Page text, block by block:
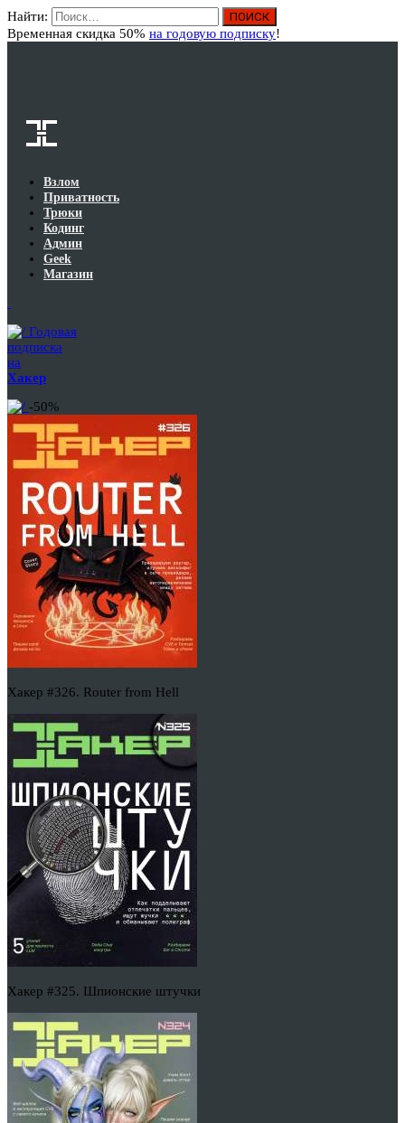
Найти:
Временная скидка 50% на годовую подписку!
Взлом
Приватность
Трюки
Кодинг
Админ
Geek
Магазин
Годовая
подписка
на
Хакер
-50%
Хакер #326. Router from Hell
Хакер #325. Шпионские штучки